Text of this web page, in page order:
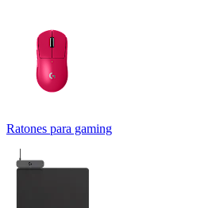
Ratones para gaming